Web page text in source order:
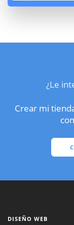
¿Le
Crear mi
DISEÑO WEB